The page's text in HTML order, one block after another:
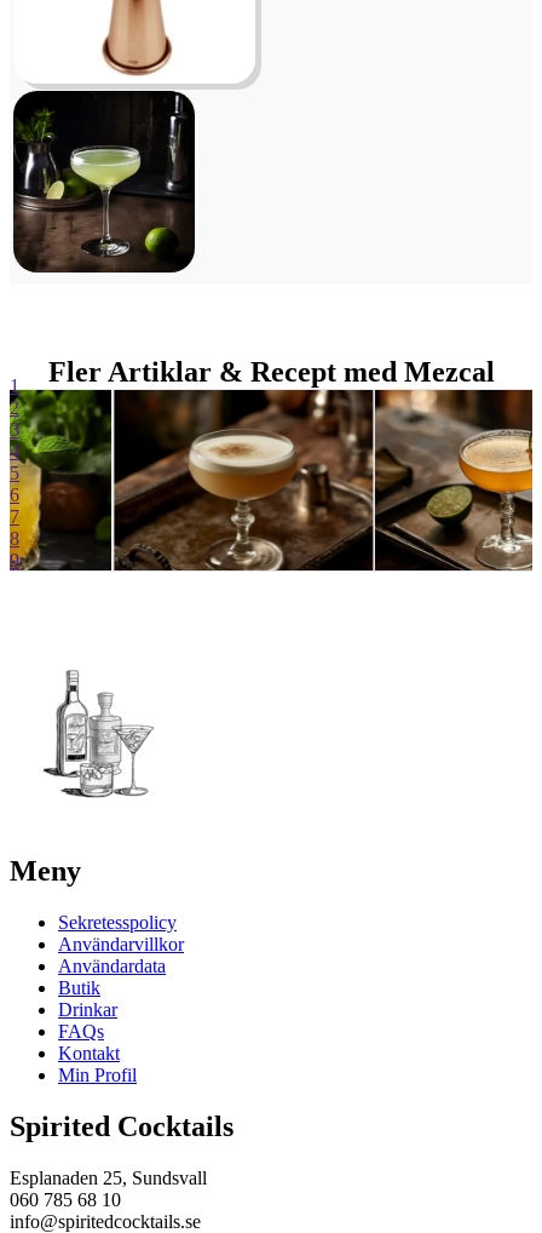
Fler Artiklar & Recept med Mezcal
1
2
3
4
5
6
7
8
9
Meny
Sekretesspolicy
Användarvillkor
Användardata
Butik
Drinkar
FAQs
Kontakt
Min Profil
Spirited Cocktails
Esplanaden 25, Sundsvall
060 785 68 10
info@spiritedcocktails.se